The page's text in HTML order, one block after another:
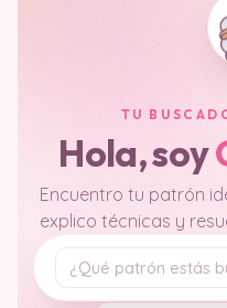
TU
Hola, soy
Encuentro tu patrón
explico técnicas y
Tu pregunta